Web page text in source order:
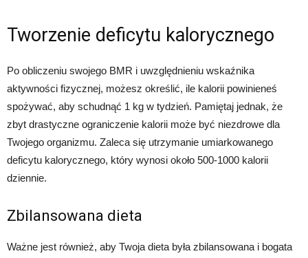
Tworzenie deficytu kalorycznego
Po obliczeniu swojego BMR i uwzględnieniu wskaźnika
aktywności fizycznej, możesz określić, ile kalorii powinieneś
spożywać, aby schudnąć 1 kg w tydzień. Pamiętaj jednak, że
zbyt drastyczne ograniczenie kalorii może być niezdrowe dla
Twojego organizmu. Zaleca się utrzymanie umiarkowanego
deficytu kalorycznego, który wynosi około 500-1000 kalorii
dziennie.
Zbilansowana dieta
Ważne jest również, aby Twoja dieta była zbilansowana i bogata